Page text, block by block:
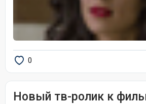
0
Новый тв-ролик к